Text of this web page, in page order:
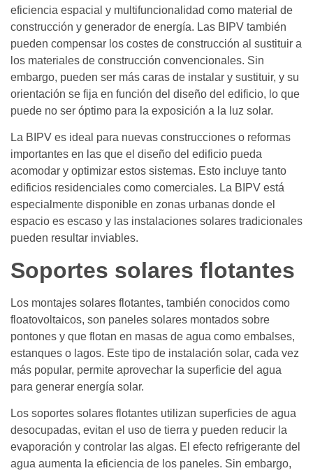
eficiencia espacial y multifuncionalidad como material de
construcción y generador de energía. Las BIPV también
pueden compensar los costes de construcción al sustituir a
los materiales de construcción convencionales. Sin
embargo, pueden ser más caras de instalar y sustituir, y su
orientación se fija en función del diseño del edificio, lo que
puede no ser óptimo para la exposición a la luz solar.
La BIPV es ideal para nuevas construcciones o reformas
importantes en las que el diseño del edificio pueda
acomodar y optimizar estos sistemas. Esto incluye tanto
edificios residenciales como comerciales. La BIPV está
especialmente disponible en zonas urbanas donde el
espacio es escaso y las instalaciones solares tradicionales
pueden resultar inviables.
Soportes solares flotantes
Los montajes solares flotantes, también conocidos como
floatovoltaicos, son paneles solares montados sobre
pontones y que flotan en masas de agua como embalses,
estanques o lagos. Este tipo de instalación solar, cada vez
más popular, permite aprovechar la superficie del agua
para generar energía solar.
Los soportes solares flotantes utilizan superficies de agua
desocupadas, evitan el uso de tierra y pueden reducir la
evaporación y controlar las algas. El efecto refrigerante del
agua aumenta la eficiencia de los paneles. Sin embargo,